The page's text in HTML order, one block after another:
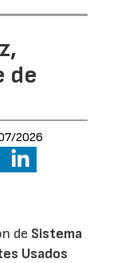
de
2026
de Sistema
Usados